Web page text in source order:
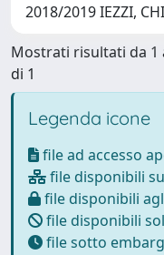
2018/2019 IEZZI,
Mostrati risultati da 1
di 1
Legenda icone
file ad accesso
file disponibili
file disponibili
file disponibili
file sotto